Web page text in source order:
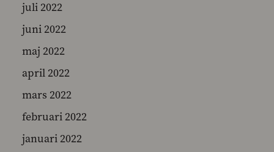
juli 2022
juni 2022
maj 2022
april 2022
mars 2022
februari 2022
januari 2022